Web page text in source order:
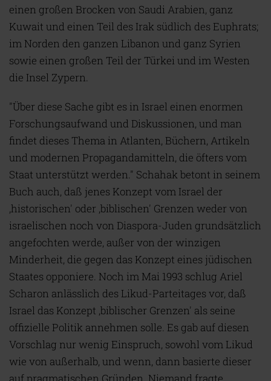
einen großen Brocken von Saudi Arabien, ganz
Kuwait und einen Teil des Irak südlich des Euphrats;
im Norden den ganzen Libanon und ganz Syrien
sowie einen großen Teil der Türkei und im Westen
die Insel Zypern.
"Über diese Sache gibt es in Israel einen enormen
Forschungsaufwand und Diskussionen, und man
findet dieses Thema in Atlanten, Büchern, Artikeln
und modernen Propagandamitteln, die öfters vom
Staat unterstützt werden." Schahak betont in seinem
Buch auch, daß jenes Konzept vom Israel der
‚historischen' oder ‚biblischen' Grenzen weder von
israelischen noch von Diaspora-Juden grundsätzlich
angefochten werde, außer von der winzigen
Minderheit, die gegen das Konzept eines jüdischen
Staates opponiere. Noch im Mai 1993 schlug Ariel
Scharon anlässlich des Likud-Parteitages vor, daß
Israel das Konzept ‚biblischer Grenzen' als seine
offizielle Politik annehmen solle. Es gab auf diesen
Vorschlag nur wenig Einspruch, sowohl vom Likud
wie von außerhalb, und wenn, dann basierte dieser
auf pragmatischen Gründen. Niemand fragte